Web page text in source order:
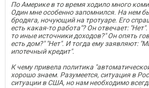
По Америке в то время ходило много
Один мне особенно запомнился. На нем
бродяга, ночующий на тротуаре. Его
есть какая-то работа"? Он отвечает:
то иные источники доходов?" Он опять
есть дом?" "Нет". И тогда ему заявляют:
ипотечный кредит".
К чему привела политика
хорошо знаем. Разумеется, ситуация в
ситуации в США, но нам необходимо